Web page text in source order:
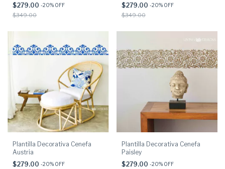
$279.00 -20% OFF
$349.00
$279.00 -20% OFF
$349.00
Plantilla Decorativa Cenefa
Austria
$279.00 -20% OFF
Plantilla Decorativa Cenefa
Paisley
$279.00 -20% OFF